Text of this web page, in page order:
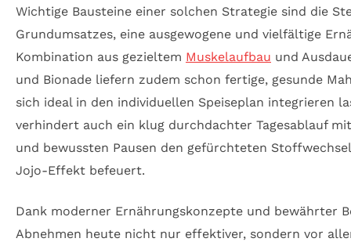
Wichtige Bausteine einer solchen Strategie sind die
Grundumsatzes, eine ausgewogene und vielfältige
Kombination aus gezieltem Muskelaufbau und
und Bionade liefern zudem schon fertige, gesunde
sich ideal in den individuellen Speiseplan integrieren
verhindert auch ein klug durchdachter Tagesablauf
und bewussten Pausen den gefürchteten
Jojo-Effekt befeuert.
Dank moderner Ernährungskonzepte und bewährter
Abnehmen heute nicht nur effektiver, sondern vor